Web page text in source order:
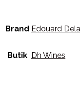
Brand Edouard
Butik Dh Wines